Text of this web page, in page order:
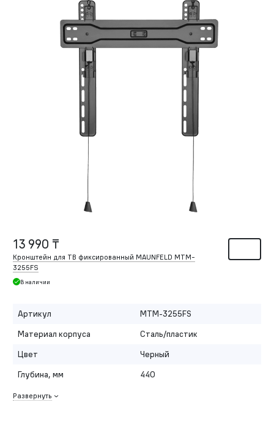
13 990 ₸
Кронштейн для ТВ фиксированный MAUNFELD MTM-
3255FS
В наличии
Артикул
MTM-3255FS
Материал корпуса
Сталь/пластик
Цвет
Черный
Глубина, мм
440
Развернуть